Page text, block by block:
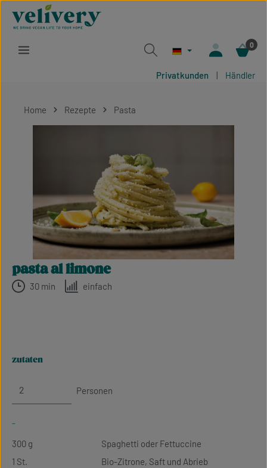
Zum Hauptinhalt springen
0
Privatkunden | Händler
Home Rezepte Pasta
pasta al limone
30 min einfach
zutaten
Personen
-
300 g
Spaghetti oder Fettuccine
1 St.
Bio-Zitrone, Saft und Abrieb